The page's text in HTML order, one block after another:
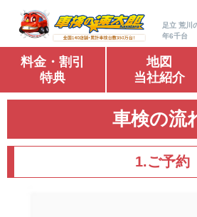
足立 荒川
年6千台
料金・割引
特典
地図
当社紹介
車検の流
1.ご予約